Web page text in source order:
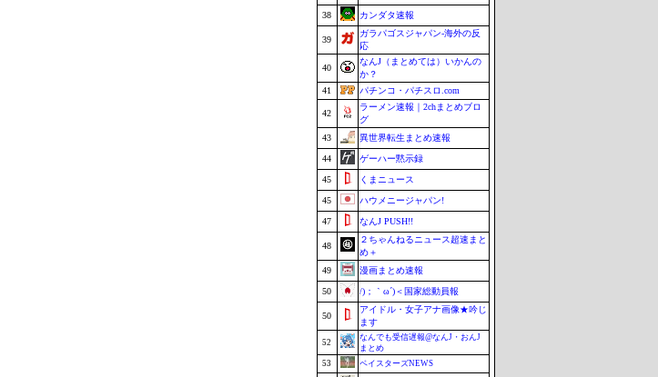
38 カンダタ速報
39
ガラパゴスジャパン-海外の反
応
40
なんJ（まとめては）いかんの
か？
41
パチンコ・パチスロ.com
42
ラーメン速報｜2chまとめブロ
グ
43
異世界転生まとめ速報
44 ゲーハー黙示録
45 くまニュース
45 ハウメニージャパン!
47 なんJ PUSH!!
48
２ちゃんねるニュース超速まと
め＋
49
漫画まとめ速報
50 /)；｀ω´)＜国家総動員報
50
アイドル・女子アナ画像★吟じ
ます
52
なんでも受信遅報@なんJ・おんJ
まとめ
53
ベイスターズNEWS